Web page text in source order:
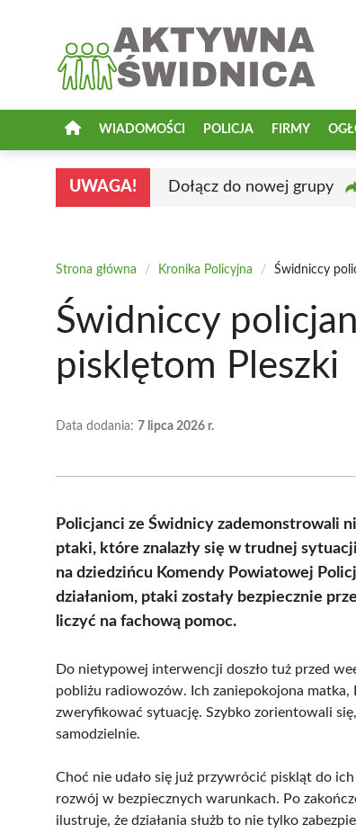
WIADOMOŚCI POLICJA FIRMY
UWAGA! Dołącz do nowej grupy
Strona główna / Kronika Policyjna / Świdniccy
Świdniccy
pisklętom Pleszki
Data dodania: 7 lipca 2026 r.
Policjanci ze Świdnicy zademonstrowali
ptaki, które znalazły się w trudnej
na dziedzińcu Komendy Powiatowej
działaniom, ptaki zostały bezpiecznie
liczyć na fachową pomoc.
Do nietypowej interwencji doszło tuż przed
pobliżu radiowozów. Ich zaniepokojona
zweryfikować sytuację. Szybko zorientowali
samodzielnie.
Choć nie udało się już przywrócić piskląt do
rozwój w bezpiecznych warunkach. Po
ilustruje, że działania służb to nie tylko